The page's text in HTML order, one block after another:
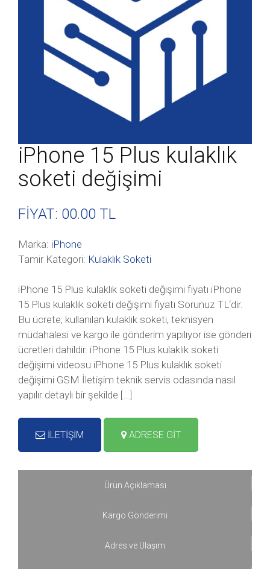
iPhone 15 Plus kulaklık
soketi değişimi
FİYAT: 00.00 TL
Marka: iPhone
Tamir Kategori: Kulaklık Soketi
iPhone 15 Plus kulaklık soketi değişimi fiyatı iPhone
15 Plus kulaklık soketi değişimi fiyatı Sorunuz TL‘dir.
Bu ücrete; kullanılan kulaklık soketi, teknisyen
müdahalesi ve kargo ile gönderim yapılıyor ise gönderi
ücretleri dahildir. iPhone 15 Plus kulaklık soketi
değişimi videosu iPhone 15 Plus kulaklık soketi
değişimi GSM İletişim teknik servis odasında nasıl
yapılır detaylı bir şekilde […]
İLETİŞİM ADRESE GİT
Ürün Açıklaması
Kargo Gönderimi
Adres ve Ulaşım